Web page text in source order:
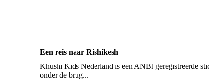
Een reis naar Rishikesh
Khushi Kids Nederland is een ANBI geregistreerde
onder de brug...